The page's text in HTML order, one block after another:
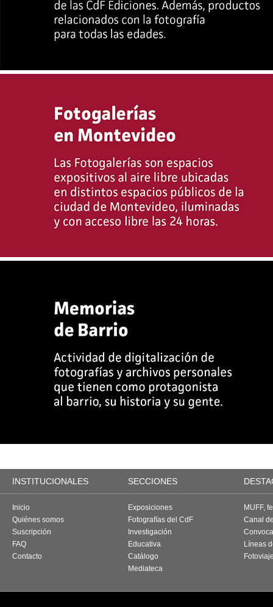
INSTITUCIONALES SECCIONES
Inicio
Quiénes somos
Suscripción
FAQ
Contacto
Exposiciones
Fotografías del CdF
Investigación
Educativa
Catálogo
Mediateca
MUFF,
Canal
Líneas